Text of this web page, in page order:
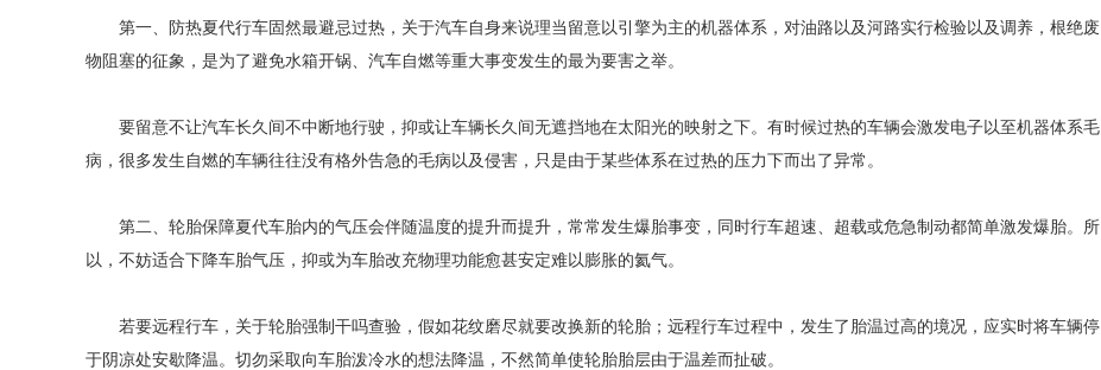
第一、防热夏代行车固然最避忌过热，关于汽车自身来说理当留意以引擎为主的机器体系，对油路以及河路实行检验以及调养，根绝废
物阻塞的征象，是为了避免水箱开锅、汽车自燃等重大事变发生的最为要害之举。
要留意不让汽车长久间不中断地行驶，抑或让车辆长久间无遮挡地在太阳光的映射之下。有时候过热的车辆会激发电子以至机器体系毛
病，很多发生自燃的车辆往往没有格外告急的毛病以及侵害，只是由于某些体系在过热的压力下而出了异常。
第二、轮胎保障夏代车胎内的气压会伴随温度的提升而提升，常常发生爆胎事变，同时行车超速、超载或危急制动都简单激发爆胎。所
以，不妨适合下降车胎气压，抑或为车胎改充物理功能愈甚安定难以膨胀的氦气。
若要远程行车，关于轮胎强制干吗查验，假如花纹磨尽就要改换新的轮胎；远程行车过程中，发生了胎温过高的境况，应实时将车辆停
于阴凉处安歇降温。切勿采取向车胎泼冷水的想法降温，不然简单使轮胎胎层由于温差而扯破。